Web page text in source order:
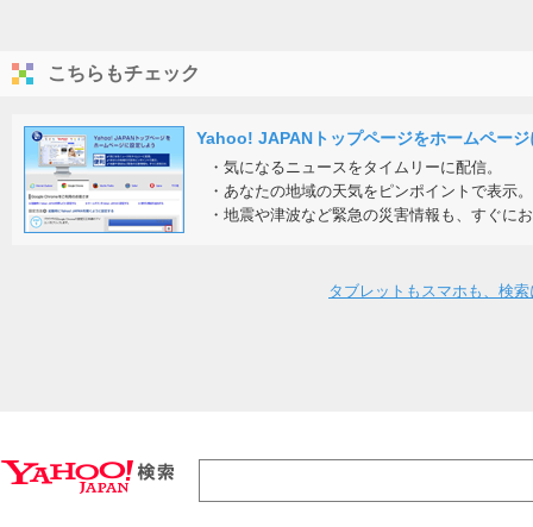
こちらもチェック
Yahoo! JAPANトップページをホームペー
・気になるニュースをタイムリーに配信。
・あなたの地域の天気をピンポイントで表示。
・地震や津波など緊急の災害情報も、すぐに
タブレットもスマホも、検